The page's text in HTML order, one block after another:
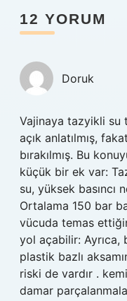
12 YORUM
Doruk
Vajinaya tazyikli su
açık anlatılmış,
bırakılmış. Bu
küçük bir ek var:
su, yüksek basıncı
Ortalama 150 bar
vücuda temas
yol açabilir: Ayrıca,
plastik bazlı
riski de vardır .
damar